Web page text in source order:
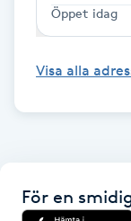
Japansk massage
Kemisk peeling
Öppet idag
Visa alla
För en